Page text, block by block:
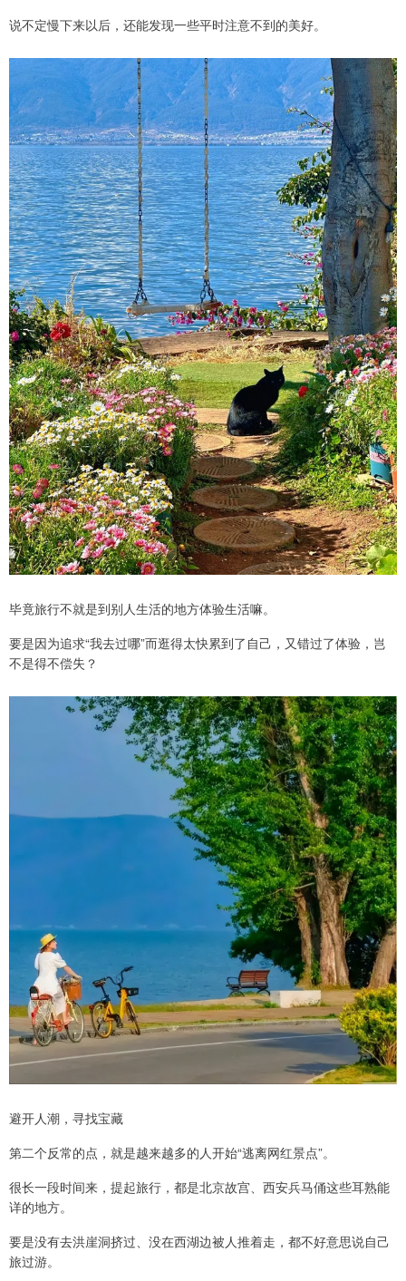
说不定慢下来以后，还能发现一些平时注意不到的美好。
毕竟旅行不就是到别人生活的地方体验生活嘛。
要是因为追求“我去过哪”而逛得太快累到了自己，又错过了体验，岂
不是得不偿失？
避开人潮，寻找宝藏
第二个反常的点，就是越来越多的人开始“逃离网红景点”。
很长一段时间来，提起旅行，都是北京故宫、西安兵马俑这些耳熟能
详的地方。
要是没有去洪崖洞挤过、没在西湖边被人推着走，都不好意思说自己
旅过游。